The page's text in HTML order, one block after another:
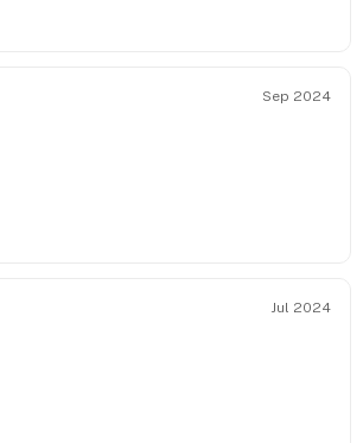
Sep 2024
Jul 2024